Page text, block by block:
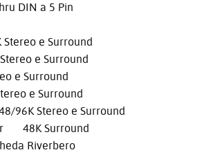
DIN a 5 Pin
e Surround
e Surround
e Surround
e Surround
Stereo e Surround
48K Surround
Riverbero